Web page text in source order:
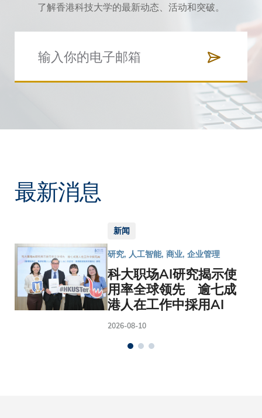
了解香港科技大学的最新动态、活动和突破。
最新消息
新闻
研究, 人工智能, 商业, 企业管理
科大职场AI研究揭示使
用率全球领先 逾七成
港人在工作中採用AI
2026-08-10